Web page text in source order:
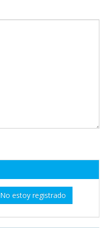
No estoy registrado